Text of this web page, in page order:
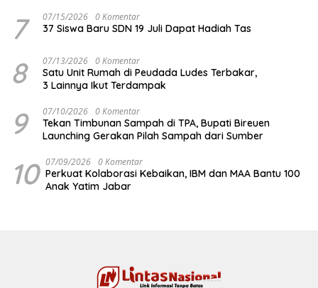
7 07/15/2026 0 Komentar
37 Siswa Baru SDN 19 Juli Dapat Hadiah Tas
8 07/13/2026 0 Komentar
Satu Unit Rumah di Peudada Ludes Terbakar,
3 Lainnya Ikut Terdampak
9 07/10/2026 0 Komentar
Tekan Timbunan Sampah di TPA, Bupati Bireuen
Launching Gerakan Pilah Sampah dari Sumber
10 07/09/2026 0 Komentar
Perkuat Kolaborasi Kebaikan, IBM dan MAA Bantu 100
Anak Yatim Jabar